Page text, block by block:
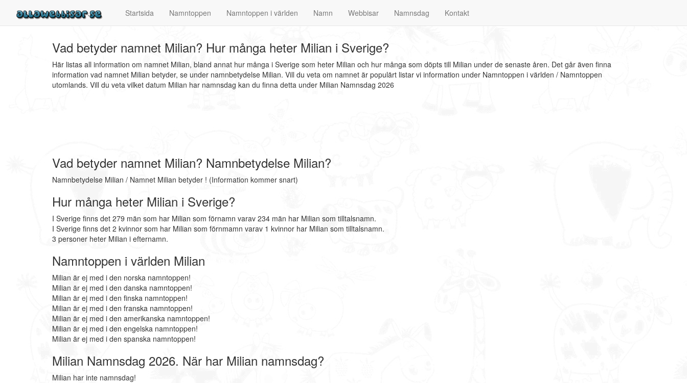
Startsida Namntoppen Namntoppen i världen Namn Webbisar Namnsdag Kontakt
Vad betyder namnet Milian? Hur många heter Milian i Sverige?
Här listas all information om namnet Milian, bland annat hur många i Sverige som heter Milian och hur många som döpts till Milian under de senaste åren. Det går även finna
information vad namnet Milian betyder, se under namnbetydelse Milian. Vill du veta om namnet är populärt listar vi information under Namntoppen i världen / Namntoppen
utomlands. Vill du veta vilket datum Milian har namnsdag kan du finna detta under Milian Namnsdag 2026
Vad betyder namnet Milian? Namnbetydelse Milian?
Namnbetydelse Milian / Namnet Milian betyder ! (Information kommer snart)
Hur många heter Milian i Sverige?
I Sverige finns det 279 män som har Milian som förnamn varav 234 män har Milian som tilltalsnamn.
I Sverige finns det 2 kvinnor som har Milian som förnmamn varav 1 kvinnor har Milian som tilltalsnamn.
3 personer heter Milian i efternamn.
Namntoppen i världen Milian
Milian är ej med i den norska namntoppen!
Milian är ej med i den danska namntoppen!
Milian är ej med i den finska namntoppen!
Milian är ej med i den franska namntoppen!
Milian är ej med i den amerikanska namntoppen!
Milian är ej med i den engelska namntoppen!
Milian är ej med i den spanska namntoppen!
Milian Namnsdag 2026. När har Milian namnsdag?
Milian har inte namnsdag!